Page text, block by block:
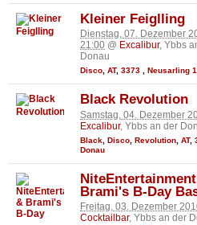
Kleiner Feiglling
Dienstag, 07. Dezember
21:00 @ Excalibur, Ybbs
Donau
Disco, AT, 3373 , Neusarling
Black Revolution
Samstag, 04. Dezember
Excalibur, Ybbs an der
Black Disco Revolution AT,
Donau
Brami's B-Day
Freitag, 03. Dezember
Cocktailbar, Ybbs an der